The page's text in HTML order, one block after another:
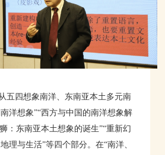
五四想象南洋、东南亚本土多元南
洋想象”“西方与中国的南洋想象解
：东南亚本土想象的诞生”“重新幻
理与生活”等四个部分。在“南洋、